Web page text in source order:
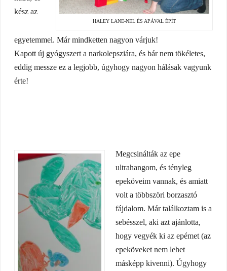
HALEY LANE-NEL ÉS APÁVAL ÉPÍT
kész az
egyetemmel. Már mindketten nagyon várjuk!
Kapott új gyógyszert a narkolepsziára, és bár nem tökéletes,
eddig messze ez a legjobb, úgyhogy nagyon hálásak vagyunk
érte!
Megcsinálták az epe
ultrahangom, és tényleg
epeköveim vannak, és amiatt
volt a többszöri borzasztó
fájdalom. Már találkoztam is a
sebésszel, aki azt ajánlotta,
hogy vegyék ki az epémet (az
epeköveket nem lehet
másképp kivenni). Úgyhogy